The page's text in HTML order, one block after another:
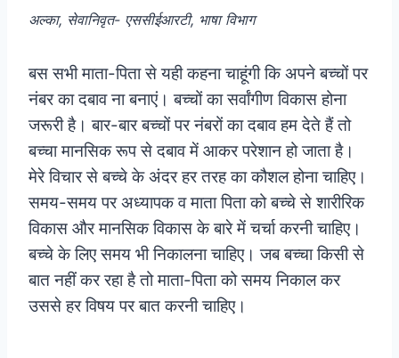
अल्का, सेवानिवृत- एससीईआरटी, भाषा विभाग
बस सभी माता-पिता से यही कहना चाहूंगी कि अपने बच्चों पर
नंबर का दबाव ना बनाएं। बच्चों का सर्वांगीण विकास होना
जरूरी है। बार-बार बच्चों पर नंबरों का दबाव हम देते हैं तो
बच्चा मानसिक रूप से दबाव में आकर परेशान हो जाता है।
मेरे विचार से बच्चे के अंदर हर तरह का कौशल होना चाहिए।
समय-समय पर अध्यापक व माता पिता को बच्चे से शारीरिक
विकास और मानसिक विकास के बारे में चर्चा करनी चाहिए।
बच्चे के लिए समय भी निकालना चाहिए। जब बच्चा किसी से
बात नहीं कर रहा है तो माता-पिता को समय निकाल कर
उससे हर विषय पर बात करनी चाहिए।